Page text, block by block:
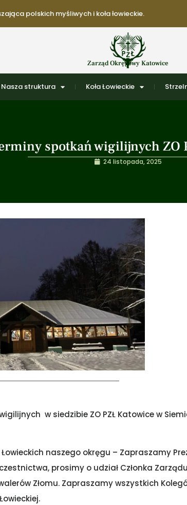
polskich myśliwych i koła łowieckie.
Zarząd Okręgowy Katowice
Nasza struktura Koła Łowieckie
spotkań wigilijnych ZO
24 listopada, 2025
w siedzibie ZO PZŁ Katowice w
naszego okręgu – Zapraszamy
prosimy o udział Członka
Złomu. Zapraszamy wszystkich